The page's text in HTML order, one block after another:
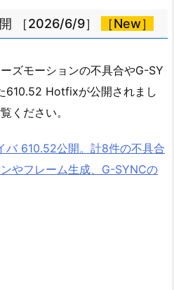
［2026/6/9］ ［New］
ズモーションの不具合やG-SY
610.52 Hotfixが公開されまし
ください。
610.52公開。計8件の不具合
やフレーム生成、G-SYNCの